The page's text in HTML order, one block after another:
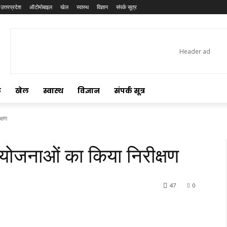
उत्तरप्रदेश ऑटोमोबाइल खेल स्वास्थ विज्ञान संपर्क सूत्र
खेल स्वास्थ विज्ञान संपर्क सूत्र
का किया निरीक्षण
0
47